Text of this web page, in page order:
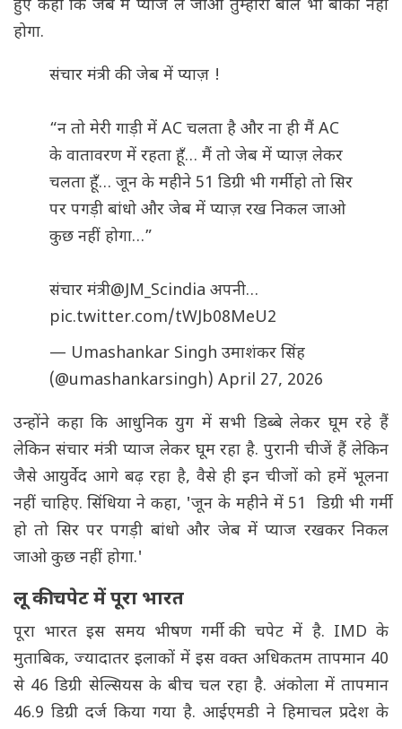
हुए कहा कि जेब में प्याज ले जाओ तुम्हारा बाल भी बांका नहीं
होगा.
संचार मंत्री की जेब में प्याज़ !
“न तो मेरी गाड़ी में AC चलता है और ना ही मैं AC
के वातावरण में रहता हूँ… मैं तो जेब में प्याज़ लेकर
चलता हूँ… जून के महीने 51 डिग्री भी गर्मी हो तो सिर
पर पगड़ी बांधो और जेब में प्याज़ रख निकल जाओ
कुछ नहीं होगा…”
संचार मंत्री@JM_Scindia अपनी…
pic.twitter.com/tWJb08MeU2
— Umashankar Singh उमाशंकर सिंह
(@umashankarsingh) April 27, 2026
उन्होंने कहा कि आधुनिक युग में सभी डिब्बे लेकर घूम रहे हैं
लेकिन संचार मंत्री प्याज लेकर घूम रहा है. पुरानी चीजें हैं लेकिन
जैसे आयुर्वेद आगे बढ़ रहा है, वैसे ही इन चीजों को हमें भूलना
नहीं चाहिए. सिंधिया ने कहा, 'जून के महीने में 51 डिग्री भी गर्मी
हो तो सिर पर पगड़ी बांधो और जेब में प्याज रखकर निकल
जाओ कुछ नहीं होगा.'
लू की चपेट में पूरा भारत
पूरा भारत इस समय भीषण गर्मी की चपेट में है. IMD के
मुताबिक, ज्यादातर इलाकों में इस वक्त अधिकतम तापमान 40
से 46 डिग्री सेल्सियस के बीच चल रहा है. अंकोला में तापमान
46.9 डिग्री दर्ज किया गया है. आईएमडी ने हिमाचल प्रदेश के